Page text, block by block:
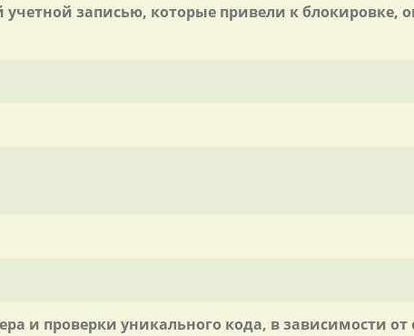
записью, которые привели к блокировке,
и проверки уникального кода, в зависимости от